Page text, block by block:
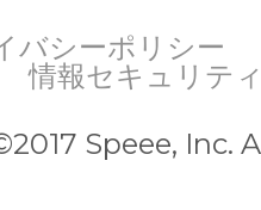
バシーポリシー
情報セキュリテ
Speee, Inc.